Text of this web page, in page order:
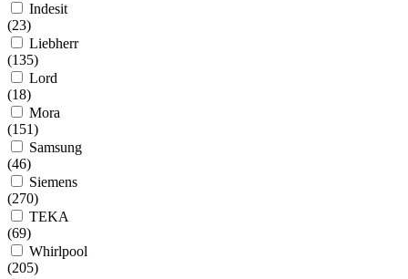
Indesit
(23)
Liebherr
(135)
Lord
(18)
Mora
(151)
Samsung
(46)
Siemens
(270)
TEKA
(69)
Whirlpool
(205)